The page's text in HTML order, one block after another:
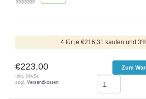
4 für je €216,31 kaufen und
€223,00
Inkl. MwSt.
zzgl. Versandkosten
Zum